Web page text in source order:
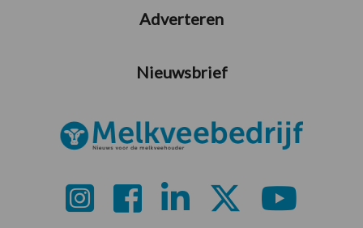
Adverteren
Nieuwsbrief